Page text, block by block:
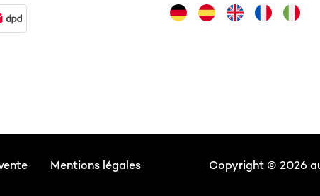
Mentions légales Copyright © 2026